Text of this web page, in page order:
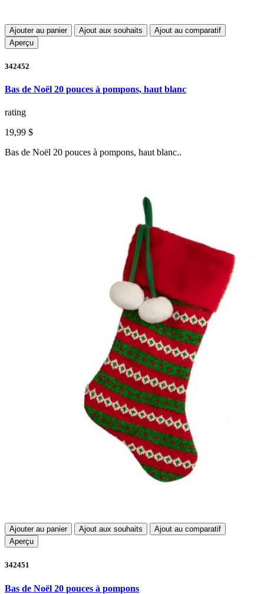
Ajouter au panier Ajout aux souhaits
Ajout au comparatif
Aperçu
342452
Bas de Noël 20 pouces à pompons, haut blanc
rating
19,99 $
Bas de Noël 20 pouces à pompons, haut blanc..
Ajouter au panier Ajout aux souhaits
Ajout au comparatif
Aperçu
342451
Bas de Noël 20 pouces à pompons